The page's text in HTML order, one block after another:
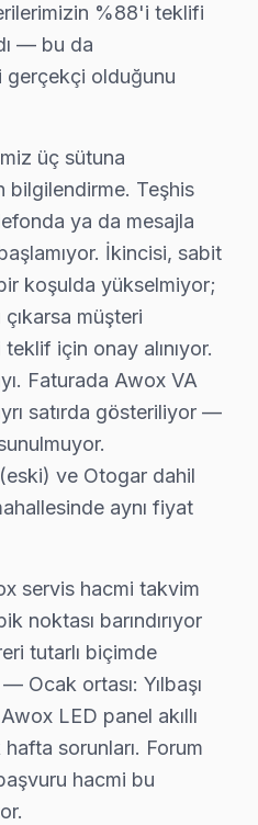
Awox
Arızaları –
bir anda arıza mı
gözlemlenen
Arızaları: Panel çizgisi,
Kırmızı ışık yanıp
Hoparlör bozukluğu,
T-Con kartı, power
Sorunları: Uygulama
Sorunları: HDMI
Bayrampaşa'deki
Teknik Destek
ünitesi sahiplerine
Ekran Onarımı: Renk
LED akıllı TV ve
USB ve optik ses
mobil servis ekibimizle
ve Sonrası Destek
Garanti Belgesi - 1 Yıl Parça
tamirinde garanti
%88'i teklifi
— bu da
gerçekçi olduğunu
üç sütuna
bilgilendirme. Teşhis
ya da mesajla
İkincisi, sabit
koşulda yükselmiyor;
müşteri
için onay alınıyor.
Faturada Awox VA
satırda gösteriliyor —
ve Otogar dahil
aynı fiyat
servis hacmi takvim
noktası barındırıyor
tutarlı biçimde
Ocak ortası: Yılbaşı
LED panel akıllı
sorunları. Forum
hacmi bu